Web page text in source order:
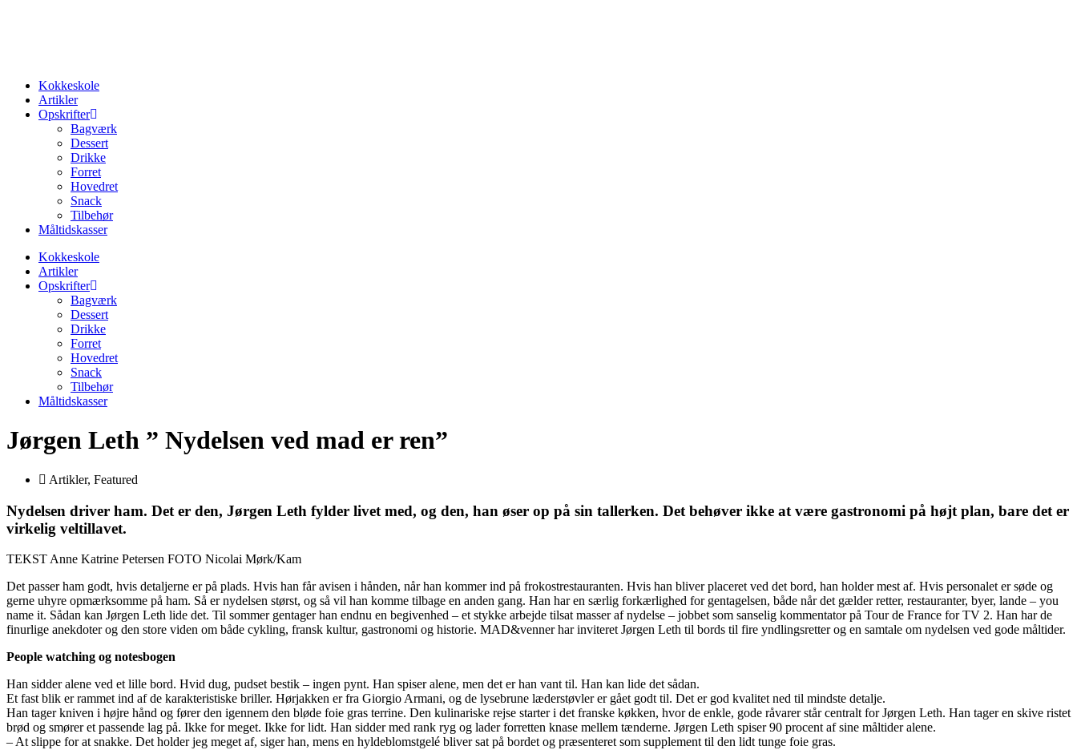
Kokkeskole
Artikler
Opskrifter
Bagværk
Dessert
Drikke
Forret
Hovedret
Snack
Tilbehør
Måltidskasser
Kokkeskole
Artikler
Opskrifter
Bagværk
Dessert
Drikke
Forret
Hovedret
Snack
Tilbehør
Måltidskasser
Jørgen Leth ” Nydelsen ved mad er ren”
Artikler, Featured
Nydelsen driver ham. Det er den, Jørgen Leth fylder livet med, og den, han øser op på sin tallerken. Det behøver ikke at være gastronomi på højt plan, bare det er
virkelig veltillavet.
TEKST Anne Katrine Petersen FOTO Nicolai Mørk/Kam
Det passer ham godt, hvis detaljerne er på plads. Hvis han får avisen i hånden, når han kommer ind på frokostrestauranten. Hvis han bliver placeret ved det bord, han holder mest af. Hvis personalet er søde og
gerne uhyre opmærksomme på ham. Så er nydelsen størst, og så vil han komme tilbage en anden gang. Han har en særlig forkærlighed for gentagelsen, både når det gælder retter, restauranter, byer, lande – you
name it. Sådan kan Jørgen Leth lide det. Til sommer gentager han endnu en begivenhed – et stykke arbejde tilsat masser af nydelse – jobbet som sanselig kommentator på Tour de France for TV 2. Han har de
finurlige anekdoter og den store viden om både cykling, fransk kultur, gastronomi og historie. MAD&venner har inviteret Jørgen Leth til bords til fire yndlingsretter og en samtale om nydelsen ved gode måltider.
People watching og notesbogen
Han sidder alene ved et lille bord. Hvid dug, pudset bestik – ingen pynt. Han spiser alene, men det er han vant til. Han kan lide det sådan.
Et fast blik er rammet ind af de karakteristiske briller. Hørjakken er fra Giorgio Armani, og de lysebrune læderstøvler er gået godt til. Det er god kvalitet ned til mindste detalje.
Han tager kniven i højre hånd og fører den igennem den bløde foie gras terrine. Den kulinariske rejse starter i det franske køkken, hvor de enkle, gode råvarer står centralt for Jørgen Leth. Han tager en skive ristet
brød og smører et passende lag på. Ikke for meget. Ikke for lidt. Han sidder med rank ryg og lader forretten knase mellem tænderne. Jørgen Leth spiser 90 procent af sine måltider alene.
– At slippe for at snakke. Det holder jeg meget af, siger han, mens en hyldeblomstgelé bliver sat på bordet og præsenteret som supplement til den lidt tunge foie gras.